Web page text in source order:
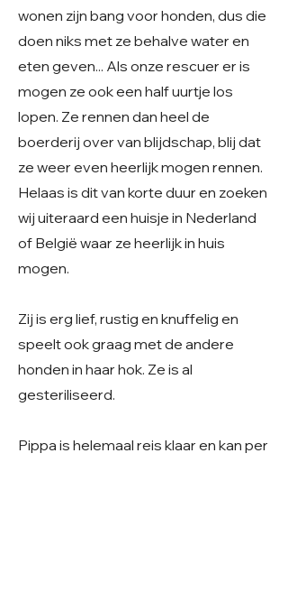
wonen zijn bang voor honden, dus die
doen niks met ze behalve water en
eten geven... Als onze rescuer er is
mogen ze ook een half uurtje los
lopen. Ze rennen dan heel de
boerderij over van blijdschap, blij dat
ze weer even heerlijk mogen rennen.
Helaas is dit van korte duur en zoeken
wij uiteraard een huisje in Nederland
of België waar ze heerlijk in huis
mogen.
Zij is erg lief, rustig en knuffelig en
speelt ook graag met de andere
honden in haar hok. Ze is al
gesteriliseerd.
Pippa is helemaal reis klaar en kan per